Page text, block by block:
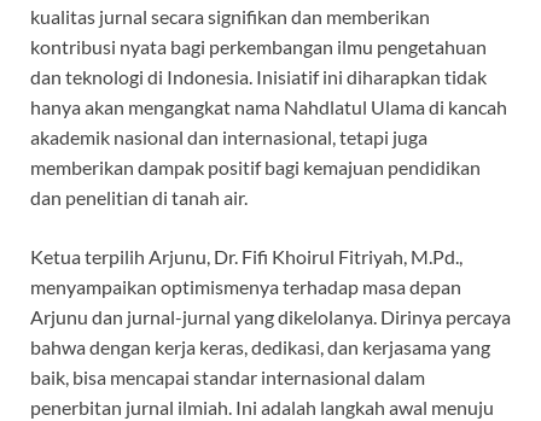
kualitas jurnal secara signifikan dan memberikan
kontribusi nyata bagi perkembangan ilmu pengetahuan
dan teknologi di Indonesia. Inisiatif ini diharapkan tidak
hanya akan mengangkat nama Nahdlatul Ulama di kancah
akademik nasional dan internasional, tetapi juga
memberikan dampak positif bagi kemajuan pendidikan
dan penelitian di tanah air.
Ketua terpilih Arjunu, Dr. Fifi Khoirul Fitriyah, M.Pd.,
menyampaikan optimismenya terhadap masa depan
Arjunu dan jurnal-jurnal yang dikelolanya. Dirinya percaya
bahwa dengan kerja keras, dedikasi, dan kerjasama yang
baik, bisa mencapai standar internasional dalam
penerbitan jurnal ilmiah. Ini adalah langkah awal menuju